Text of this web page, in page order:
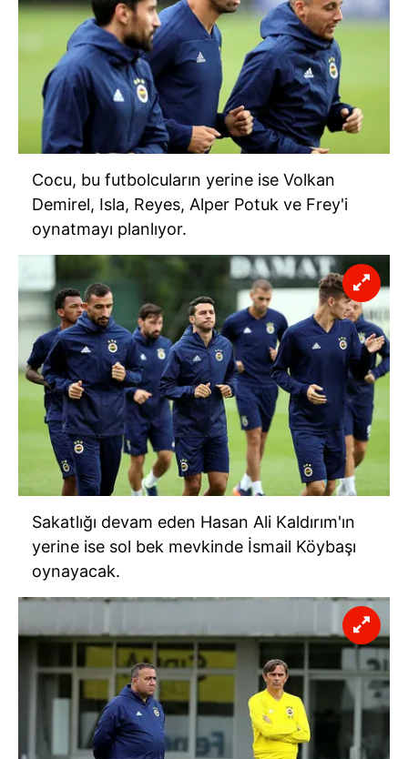
Çerezlere ilişkin tercihlerinizi aşağıda yer alan panel
vasıtasıyla belirleyebilirsiniz. Çerezlere ilişkin detaylı bilgi
için Ayarlar butonuna tıklayabilir,
Çerez Bilgilendirme
Metnimiziziyaret edebilirsiniz.
6698 sayılı Kişisel Verilerin Korunması Kanunu uyarınca
hazırlanmış Aydınlatma Metnimizi okumak ve sitemizde
ilgili mevzuata uygun olarak kullanılan çerezlerle ilgili bilgi
almak için lütfen
Cocu, bu futbolcuların yerine ise Volkan
Demirel, Isla, Reyes, Alper Potuk ve Frey'i
oynatmayı planlıyor.
Sakatlığı devam eden Hasan Ali Kaldırım'ın
yerine ise sol bek mevkinde İsmail Köybaşı
oynayacak.